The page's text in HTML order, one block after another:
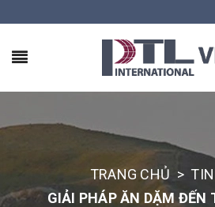
TRANG CHỦ >
GIẢI PHÁP ĂN DẶM ĐẾN